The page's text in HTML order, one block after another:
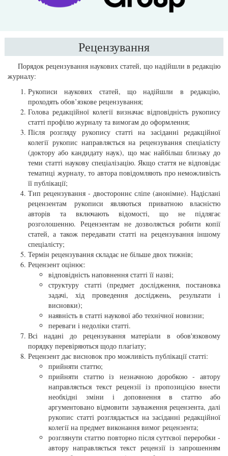
Рецензування
Порядок рецензування наукових статей, що надійшли в редакцію
журналу:
Рукописи наукових статей, що надійшли в редакцію,
проходять обов’язкове рецензування;
Голова редакційної колегії визначає відповідність рукопису
статті профілю журналу та вимогам до оформлення;
Після розгляду рукопису статті на засіданні редакційної
колегії рукопис направляється на рецензування спеціалісту
(доктору або кандидату наук), що має найбільш близьку до
теми статті наукову спеціалізацію. Якщо стаття не відповідає
тематиці журналу, то автора повідомляють про неможливість
її публікації;
Тип рецензування - двостороннє сліпе (анонімне). Надіслані
рецензентам рукописи являються приватною власністю
авторів та включають відомості, що не підлягає
розголошенню. Рецензентам не дозволяється робити копії
статей, а також передавати статті на рецензування іншому
спеціалісту;
Термін рецензування складає не більше двох тижнів;
Рецензент оцінює:
відповідність наповнення статті її назві;
структуру статті (предмет дослідження, постановка
задачі, хід проведення досліджень, результати і
висновки);
наявність в статті наукової або технічної новизни;
переваги і недоліки статті.
Всі надані до рецензування матеріали в обов'язковому
порядку перевіряються щодо плагіату;
Рецензент дає висновок про можливість публікації статті:
прийняти статтю;
прийняти статтю із незначною доробкою - автору
направляється текст рецензії із пропозицією внести
необхідні зміни і доповнення в статтю або
аргументовано відмовити зауваження рецензента, далі
рукопис статті розглядається на засіданні редакційної
колегії на предмет виконання вимог рецензента;
розглянути статтю повторно після суттєвої переробки -
автору направляється текст рецензії із запрошенням